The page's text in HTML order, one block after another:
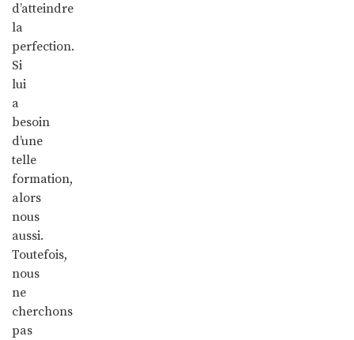
d’atteindre
la
perfection.
Si
lui
a
besoin
d’une
telle
formation,
alors
nous
aussi.
Toutefois,
nous
ne
cherchons
pas